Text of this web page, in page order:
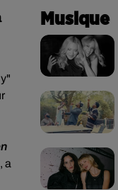
, a
Musique